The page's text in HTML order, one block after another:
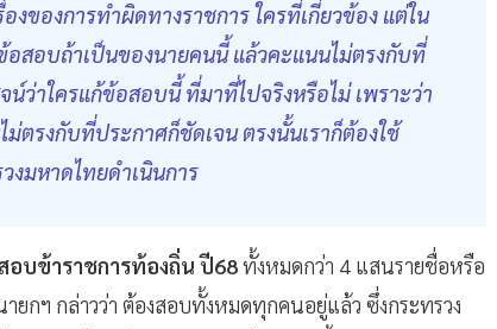
งของการทำผิดทางราชการ ใครที่เกี่ยวข้อง แต่ใน
อสอบถ้าเป็นของนายคนนี้ แล้วคะแนนไม่ตรงกับที่
ว่าใครแก้ข้อสอบนี้ ที่มาที่ไปจริงหรือไม่ เพราะว่า
ตรงกับที่ประกาศก็ชัดเจน ตรงนั้นเราก็ต้องใช้
งมหาดไทยดําเนินการ
อบข้าราชการท้องถิ่น ปี68ทั้งหมดกว่า 4 แสนรายชื่อหรือ
ยกฯ กล่าวว่า ต้องสอบทั้งหมดทุกคนอยู่แล้ว ซึ่งกระทรวง